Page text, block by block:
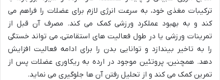
ترکیبات مغذی خود، به سرعت انرژی لازم برای عضلات را فراهم می
کند و به بهبود عملکرد ورزشی کمک می کند. مصرف آن قبل از
تمرینات ورزشی یا در طول فعالیت های استقامتی، می تواند خستگی
را به تاخیر بیندازد و توانایی بدن را برای ادامه فعالیت افزایش
دهد. همچنین، پروتئین موجود در ارده به ریکاوری عضلات پس از
تمرین کمک می کند و از تحلیل رفتن آن ها جلوگیری می نماید.